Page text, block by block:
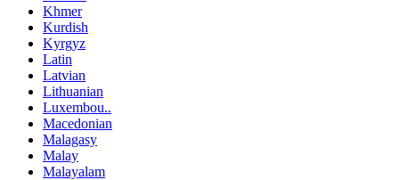
Khmer
Kurdish
Kyrgyz
Latin
Latvian
Lithuanian
Luxembou..
Macedonian
Malagasy
Malay
Malayalam